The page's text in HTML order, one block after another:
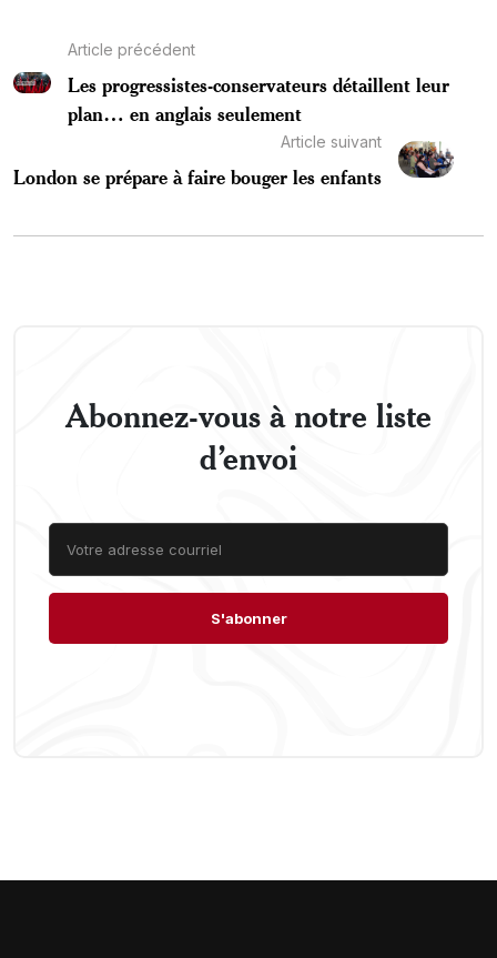
Article précédent
Les progressistes-conservateurs détaillent leur
plan… en anglais seulement
Article suivant
London se prépare à faire bouger les enfants
Abonnez-vous à notre liste
d’envoi